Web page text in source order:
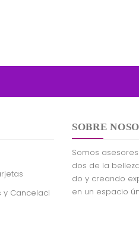
y Cancelaci
SOBRE
Somos
dos de la
do y creando
en un espacio